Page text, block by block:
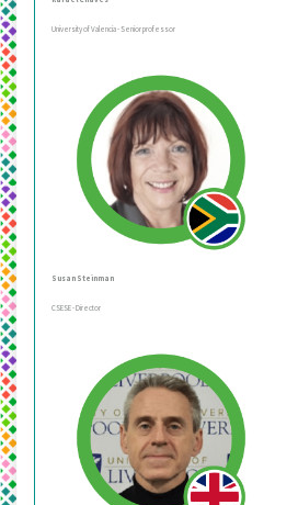
University of Valencia - Senior professor
Susan Steinman
CSESE - Director